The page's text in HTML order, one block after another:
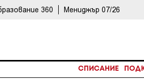
360 Мениджър 07/26
СПИСАНИЕ